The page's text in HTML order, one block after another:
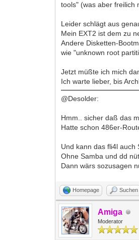
tools" (was aber freilich
Leider schlägt aus
Mein EXT2 ist dem zu
Andere Disketten-
wie "unknown root
Jetzt müßte ich mich
Ich warte lieber, bis
@Desolder:
Hmm.. sicher daß das
Hatte schon 486er-
Und kann das fli4l auch
Ohne Samba und dd
Dann wärs sozusagen
Homepage Suchen
Amiga
Moderator